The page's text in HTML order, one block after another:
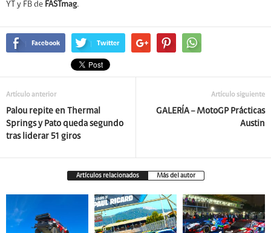
YT y FB de FASTmag.
Facebook Twitter
Artículo anterior
Palou repite en Thermal
Springs y Pato queda segundo
tras liderar 51 giros
Artículo siguiente
GALERÍA – MotoGP Prácticas
Austin
Artículos relacionados Más del autor